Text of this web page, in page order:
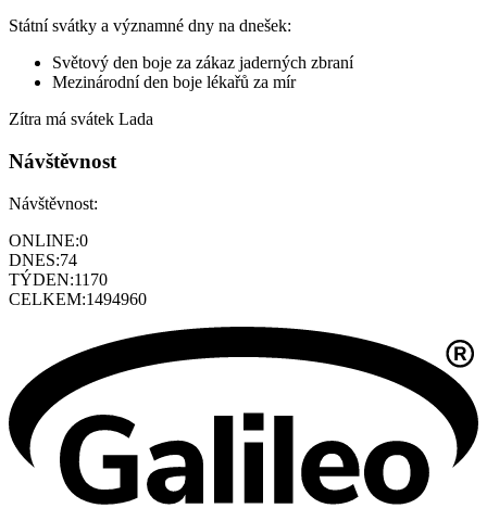
Státní svátky a významné dny na dnešek:
Světový den boje za zákaz jaderných zbraní
Mezinárodní den boje lékařů za mír
Zítra má svátek Lada
Návštěvnost
Návštěvnost:
ONLINE:0
DNES:74
TÝDEN:1170
CELKEM:1494960